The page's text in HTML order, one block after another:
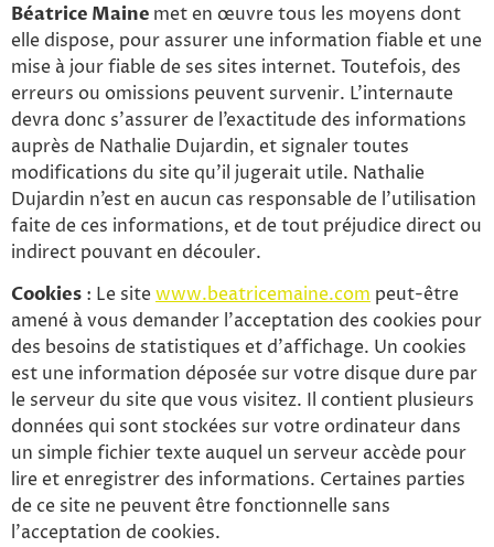
Béatrice Maine met en œuvre tous les moyens dont
elle dispose, pour assurer une information fiable et une
mise à jour fiable de ses sites internet. Toutefois, des
erreurs ou omissions peuvent survenir. L’internaute
devra donc s’assurer de l’exactitude des informations
auprès de Nathalie Dujardin, et signaler toutes
modifications du site qu’il jugerait utile. Nathalie
Dujardin n’est en aucun cas responsable de l’utilisation
faite de ces informations, et de tout préjudice direct ou
indirect pouvant en découler.
Cookies : Le sitewww.beatricemaine.com peut-être
amené à vous demander l’acceptation des cookies pour
des besoins de statistiques et d’affichage. Un cookies
est une information déposée sur votre disque dure par
le serveur du site que vous visitez. Il contient plusieurs
données qui sont stockées sur votre ordinateur dans
un simple fichier texte auquel un serveur accède pour
lire et enregistrer des informations. Certaines parties
de ce site ne peuvent être fonctionnelle sans
l’acceptation de cookies.